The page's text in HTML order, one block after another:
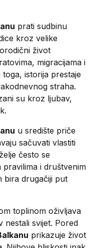
prati sudbinu
kroz velike
život
migracijama i
istorija prestaje
straha.
su kroz ljubav,
u središte priče
sačuvati vlastiti
često se
i društvenim
bira drugačiji put
toplinom oživljava
nestali svijet. Pored
prikazuje život